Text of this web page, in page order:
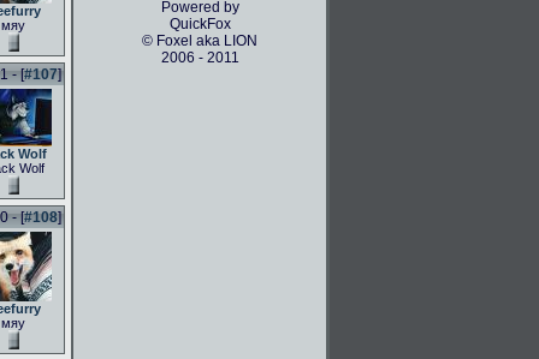
мяу
- [#107]
Wolf
Wolf
- [#108]
мяу
Powered by
QuickFox
© Foxel aka LION
2006 - 2011